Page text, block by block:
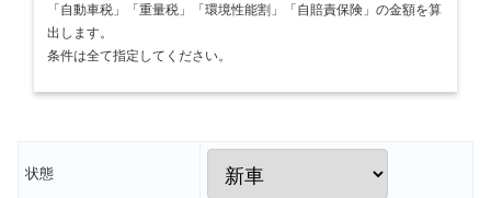
「自動車税」「重量税」「環境性能割」「自賠責保険」の金額を算
出します。
条件は全て指定してください。
状態